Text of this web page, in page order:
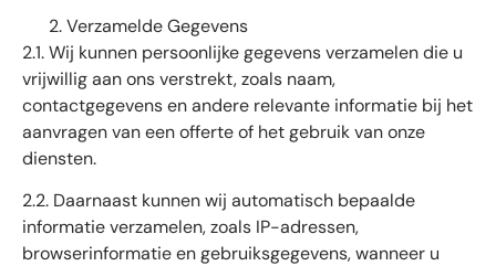
Verzamelde Gegevens
2.1. Wij kunnen persoonlijke gegevens verzamelen die u
vrijwillig aan ons verstrekt, zoals naam,
contactgegevens en andere relevante informatie bij het
aanvragen van een offerte of het gebruik van onze
diensten.
2.2. Daarnaast kunnen wij automatisch bepaalde
informatie verzamelen, zoals IP-adressen,
browserinformatie en gebruiksgegevens, wanneer u